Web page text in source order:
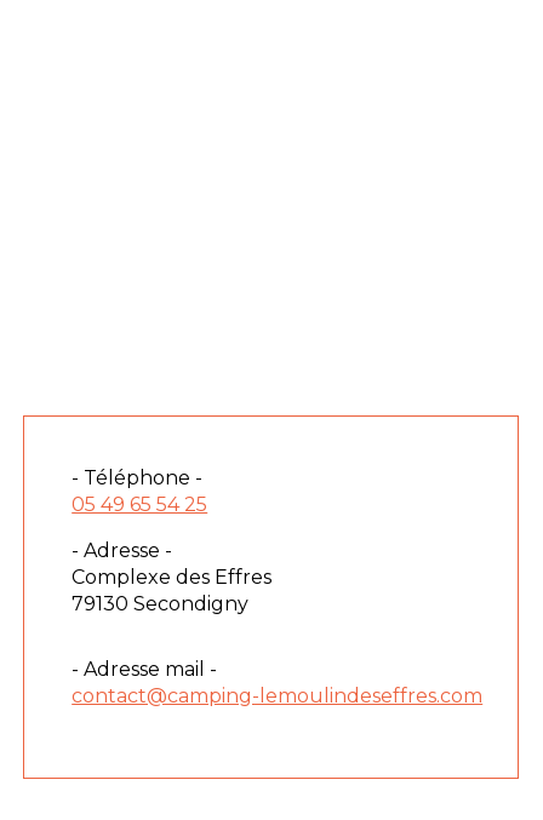
- Téléphone -
05 49 65 54 25
- Adresse -
Complexe des Effres
79130 Secondigny
- Adresse mail -
contact@camping-lemoulindeseffres.com